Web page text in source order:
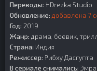
Переводы: HDrezka Studio
Обновление: добавлена 7
Год: 2019
Жанр: драма, боевик,
Страна: Индия
Режиссер: Рибху Дасгупта
В сериале снимались: